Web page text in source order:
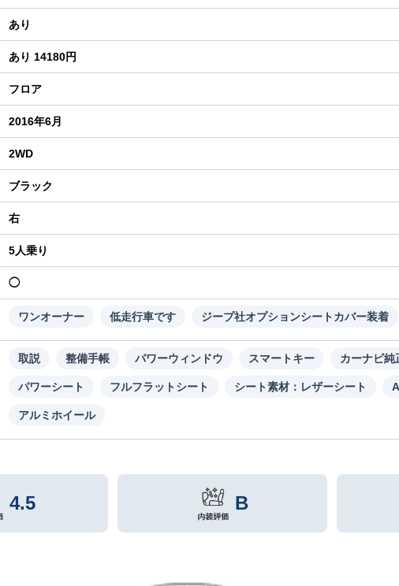
あり
あり 14180円
フロア
2016年6月
2WD
ブラック
右
5人乗り
◯
ワンオーナー 低走行車です ジープ社オプションシートカバー装着
取説 整備手帳 パワーウィンドウ スマートキー カーナビ純
パワーシート フルフラットシート シート素材：レザーシート
アルミホイール
4.5 B